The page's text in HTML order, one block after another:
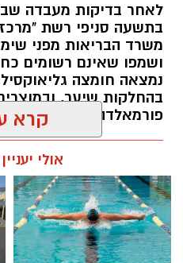
לאחר בדיקות מעבדה
בתשעה סניפי רשת
משרד הבריאות מפני
ושמפו שאינם רשומים
נמצאה חומצה
בהחלקות שיער,
פורמאלדהיד - חומרקרא
אולי